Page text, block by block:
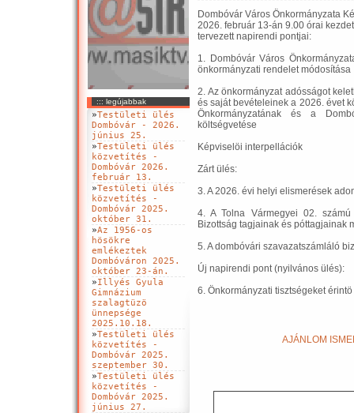
Dombóvár Város Önkormányzata
2026. február 13-án 9.00 órai
tervezett napirendi pontjai:
1. Dombóvár Város
önkormányzati rendelet módosítása
2. Az önkormányzat adósságot
és saját bevételeinek a 2026. évet
Önkormányzatának és a
költségvetése
Képviselöi interpellációk
Zárt ülés:
3. A 2026. évi helyi elismerések
4. A Tolna Vármegyei 02. számú
Bizottság tagjainak és póttagjainak
5. A dombóvári szavazatszámláló
Új napirendi pont (nyilvános ülés):
6. Önkormányzati tisztségeket
AJÁNLOM
::: legújabbak
»Testületi ülés
Dombóvár - 2026.
június 25.
»Testületi ülés
közvetítés -
Dombóvár 2026.
február 13.
»Testületi ülés
közvetítés -
Dombóvár 2025.
október 31.
»Az 1956-os
hösökre
emlékeztek
Dombóváron 2025.
október 23-án.
»Illyés Gyula
Gimnázium
szalagtüzö
ünnepsége
2025.10.18.
»Testületi ülés
közvetítés -
Dombóvár 2025.
szeptember 30.
»Testületi ülés
közvetítés -
Dombóvár 2025.
június 27.